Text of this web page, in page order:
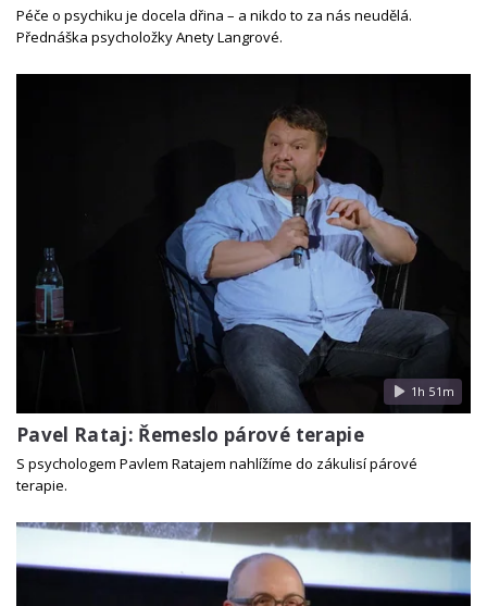
Péče o psychiku je docela dřina – a nikdo to za nás neudělá.
Přednáška psycholožky Anety Langrové.
1h 51m
Pavel Rataj: Řemeslo párové terapie
S psychologem Pavlem Ratajem nahlížíme do zákulisí párové
terapie.